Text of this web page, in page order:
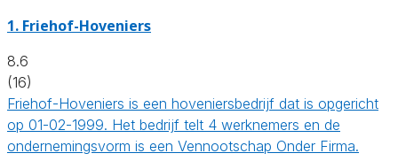
1. Friehof-Hoveniers
8.6
(16)
Friehof-Hoveniers is een hoveniersbedrijf dat is opgericht
op 01-02-1999. Het bedrijf telt 4 werknemers en de
ondernemingsvorm is een Vennootschap Onder Firma.